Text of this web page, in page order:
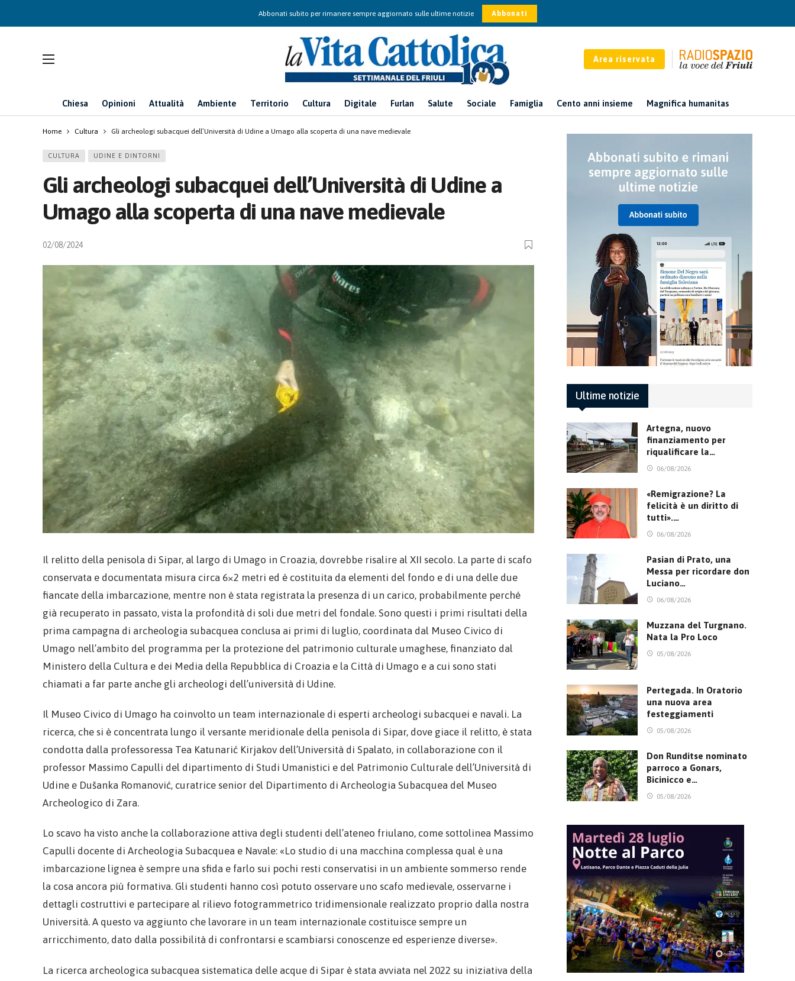
Abbonati subito per rimanere sempre aggiornato sulle ultime notizie Abbonati
Area riservata
Chiesa Opinioni Attualità Ambiente Territorio Cultura Digitale Furlan Salute Sociale Famiglia Cento anni insieme Magnifica humanitas
Home Cultura Gli archeologi subacquei dell’Università di Udine a Umago alla scoperta di una nave medievale
CULTURA UDINE E DINTORNI
Gli archeologi subacquei dell’Università di Udine a
Umago alla scoperta di una nave medievale
02/08/2024
Il relitto della penisola di Sipar, al largo di Umago in Croazia, dovrebbe risalire al XII secolo. La parte di scafo
conservata e documentata misura circa 6×2 metri ed è costituita da elementi del fondo e di una delle due
fiancate della imbarcazione, mentre non è stata registrata la presenza di un carico, probabilmente perché
già recuperato in passato, vista la profondità di soli due metri del fondale. Sono questi i primi risultati della
prima campagna di archeologia subacquea conclusa ai primi di luglio, coordinata dal Museo Civico di
Umago nell’ambito del programma per la protezione del patrimonio culturale umaghese, finanziato dal
Ministero della Cultura e dei Media della Repubblica di Croazia e la Città di Umago e a cui sono stati
chiamati a far parte anche gli archeologi dell’università di Udine.
Il Museo Civico di Umago ha coinvolto un team internazionale di esperti archeologi subacquei e navali. La
ricerca, che si è concentrata lungo il versante meridionale della penisola di Sipar, dove giace il relitto, è stata
condotta dalla professoressa Tea Katunarić Kirjakov dell’Università di Spalato, in collaborazione con il
professor Massimo Capulli del dipartimento di Studi Umanistici e del Patrimonio Culturale dell’Università di
Udine e Dušanka Romanović, curatrice senior del Dipartimento di Archeologia Subacquea del Museo
Archeologico di Zara.
Lo scavo ha visto anche la collaborazione attiva degli studenti dell’ateneo friulano, come sottolinea Massimo
Capulli docente di Archeologia Subacquea e Navale: «Lo studio di una macchina complessa qual è una
imbarcazione lignea è sempre una sfida e farlo sui pochi resti conservatisi in un ambiente sommerso rende
la cosa ancora più formativa. Gli studenti hanno così potuto osservare uno scafo medievale, osservarne i
dettagli costruttivi e partecipare al rilievo fotogrammetrico tridimensionale realizzato proprio dalla nostra
Università. A questo va aggiunto che lavorare in un team internazionale costituisce sempre un
arricchimento, dato dalla possibilità di confrontarsi e scambiarsi conoscenze ed esperienze diverse».
La ricerca archeologica subacquea sistematica delle acque di Sipar è stata avviata nel 2022 su iniziativa della
Ultime notizie
Artegna, nuovo
finanziamento per
riqualificare la…
06/08/2026
«Remigrazione? La
felicità è un diritto di
tutti».…
06/08/2026
Pasian di Prato, una
Messa per ricordare don
Luciano…
06/08/2026
Muzzana del Turgnano.
Nata la Pro Loco
05/08/2026
Pertegada. In Oratorio
una nuova area
festeggiamenti
05/08/2026
Don Runditse nominato
parroco a Gonars,
Bicinicco e…
05/08/2026